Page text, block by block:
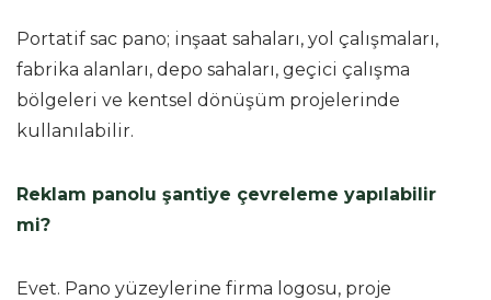
Portatif sac pano; inşaat sahaları, yol çalışmaları,
fabrika alanları, depo sahaları, geçici çalışma
bölgeleri ve kentsel dönüşüm projelerinde
kullanılabilir.
Reklam panolu şantiye çevreleme yapılabilir
mi?
Evet. Pano yüzeylerine firma logosu, proje